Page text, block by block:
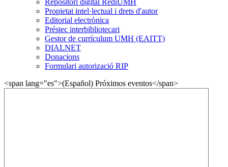
Propietat intel·lectual i drets d'autor
Editorial electrònica
Préstec interbibliotecari
Gestor de currículum UMH (EAITT)
DIALNET
Donacions
Formulari autorizació RIP
<span lang="es">(Español) Próximos eventos</span>